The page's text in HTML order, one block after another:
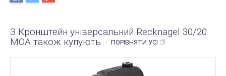
З Кронштейн універсальний Recknagel 30/20
МОА також купують
ПОРІВНЯТИ УСІ